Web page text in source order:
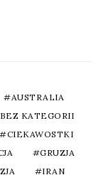
AUSTRALIA
BEZ KATEGORII
CIEKAWOSTKI
GRUZJA
IRAN